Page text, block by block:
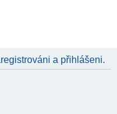
a přihlášeni.